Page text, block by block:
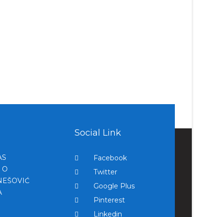
O
Social Link
Facebook
Twitter
Google Plus
Pinterest
Linkedin